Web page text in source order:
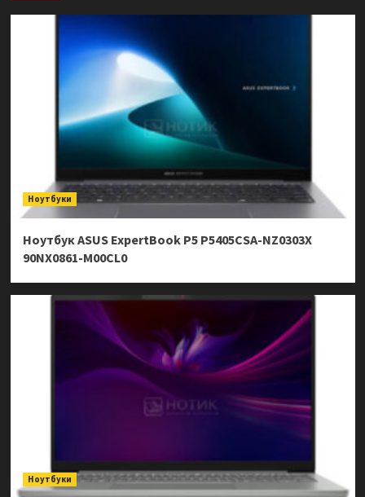
Ноутбуки
Ноутбук ASUS ExpertBook P5 P5405CSA-NZ0303X
90NX0861-M00CL0
Ноутбуки